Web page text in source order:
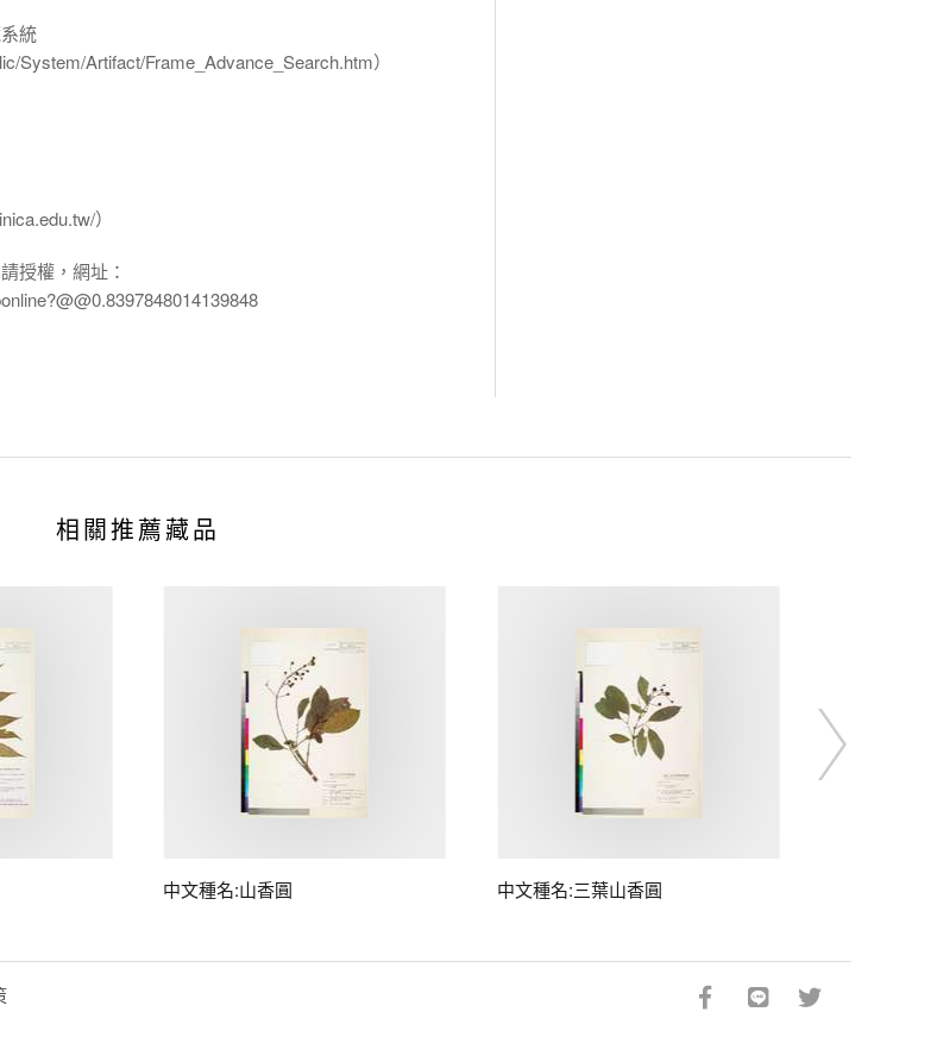
統
System/Artifact/Frame_Advance_Search.htm）
）
授權，網址：
相關推薦藏品
中文種名:山香圓 中文種名:三葉山香圓